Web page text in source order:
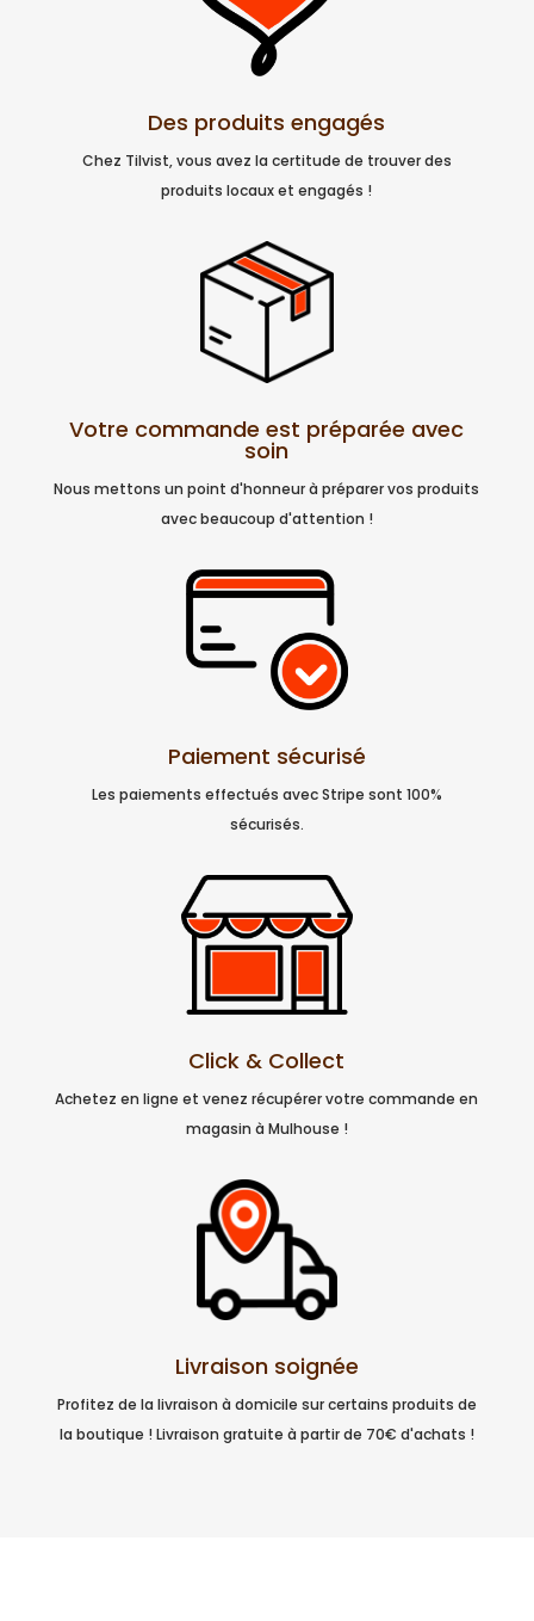
Des produits engagés
Chez Tilvist, vous avez la certitude de trouver des
produits locaux et engagés !
Votre commande est préparée avec
soin
Nous mettons un point d'honneur à préparer vos produits
avec beaucoup d'attention !
Paiement sécurisé
Les paiements effectués avec Stripe sont 100%
sécurisés.
Click & Collect
Achetez en ligne et venez récupérer votre commande en
magasin à Mulhouse !
Livraison soignée
Profitez de la livraison à domicile sur certains produits de
la boutique ! Livraison gratuite à partir de 70€ d'achats !